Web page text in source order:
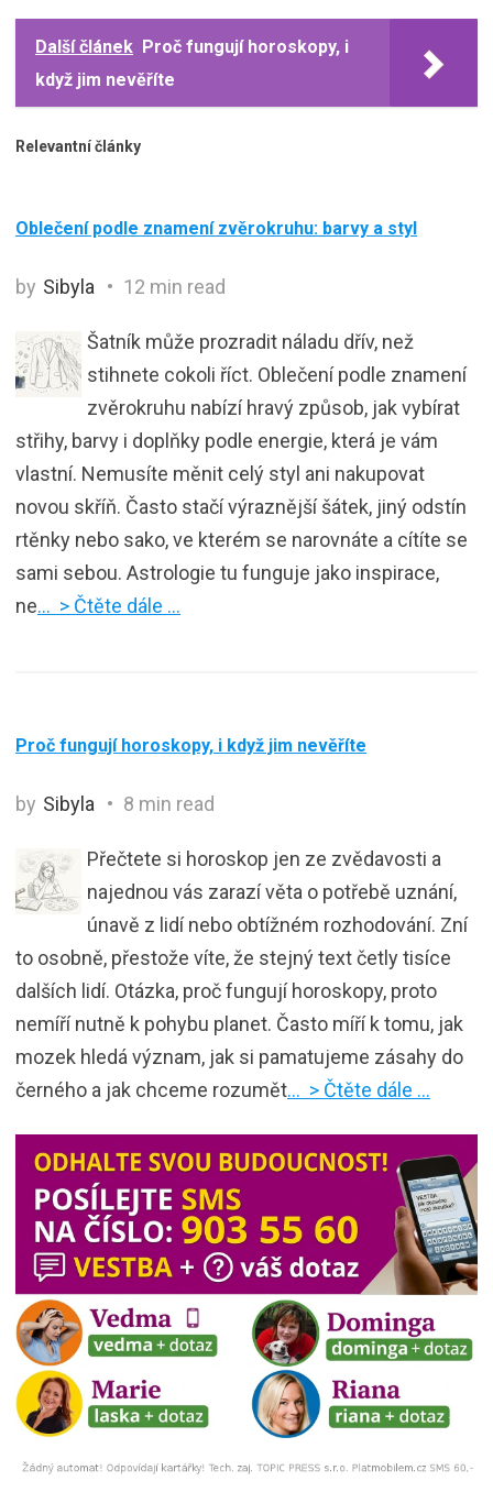
Další článek Proč fungují horoskopy, i
když jim nevěříte
Relevantní články
Oblečení podle znamení zvěrokruhu: barvy a styl
by Sibyla 12 min read
Šatník může prozradit náladu dřív, než
stihnete cokoli říct. Oblečení podle znamení
zvěrokruhu nabízí hravý způsob, jak vybírat
střihy, barvy i doplňky podle energie, která je vám
vlastní. Nemusíte měnit celý styl ani nakupovat
novou skříň. Často stačí výraznější šátek, jiný odstín
rtěnky nebo sako, ve kterém se narovnáte a cítíte se
sami sebou. Astrologie tu funguje jako inspirace,
ne… > Čtěte dále …
Proč fungují horoskopy, i když jim nevěříte
by Sibyla 8 min read
Přečtete si horoskop jen ze zvědavosti a
najednou vás zarazí věta o potřebě uznání,
únavě z lidí nebo obtížném rozhodování. Zní
to osobně, přestože víte, že stejný text četly tisíce
dalších lidí. Otázka, proč fungují horoskopy, proto
nemíří nutně k pohybu planet. Často míří k tomu, jak
mozek hledá význam, jak si pamatujeme zásahy do
černého a jak chceme rozumět… > Čtěte dále …